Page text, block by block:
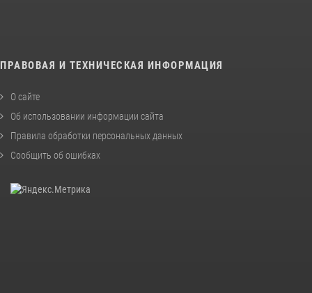
ПРАВОВАЯ И ТЕХНИЧЕСКАЯ ИНФОРМАЦИЯ
О сайте
Об использовании информации сайта
Правила обработки персональных данных
Сообщить об ошибках